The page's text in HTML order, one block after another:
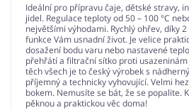
Ideální pro přípravu čaje, dětské stravy,
jidel. Regulace teploty od 50 – 100 °C
největšími výhodami. Rychlý ohřev, díky
funkce Vám usnadní život. Je velice
dosažení bodu varu nebo nastavené
přehřátí a filtrační sítko proti
těch všech je to český výrobek s
příjemný a technicky vyhovující. Velmi
bokem. Nemusíte se bát, že se popalite.
pěknou a praktickou věc doma!